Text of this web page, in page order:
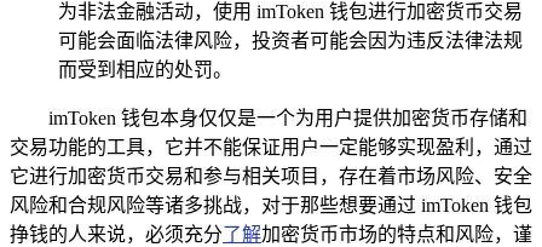
为非法金融活动，使用 imToken 钱包进行加密货币交易
可能会面临法律风险，投资者可能会因为违反法律法规
而受到相应的处罚。
imToken 钱包本身仅仅是一个为用户提供加密货币存储和
交易功能的工具，它并不能保证用户一定能够实现盈利，通过
它进行加密货币交易和参与相关项目，存在着市场风险、安全
风险和合规风险等诸多挑战，对于那些想要通过 imToken 钱包
挣钱的人来说，必须充分了解加密货币市场的特点和风险，谨